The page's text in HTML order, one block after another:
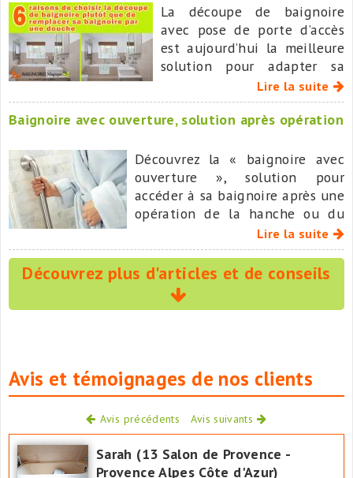
La découpe de baignoire
avec pose de porte d’accès
est aujourd’hui la meilleure
solution pour adapter sa
salle de bain à moindre
coût, sans bouleverser ses
repères ni subir de longs
Lire la suite
Baignoire avec ouverture, solution après opération
Découvrez la « baignoire avec
ouverture », solution pour
accéder à sa baignoire après une
opération de la hanche ou du
genou après retour au domicile.
Lire la suite
Découvrez plus d'articles et de conseils
Avis et témoignages de nos clients
Avis précédents Avis suivants
Sarah (13 Salon de Provence -
Provence Alpes Côte d'Azur)